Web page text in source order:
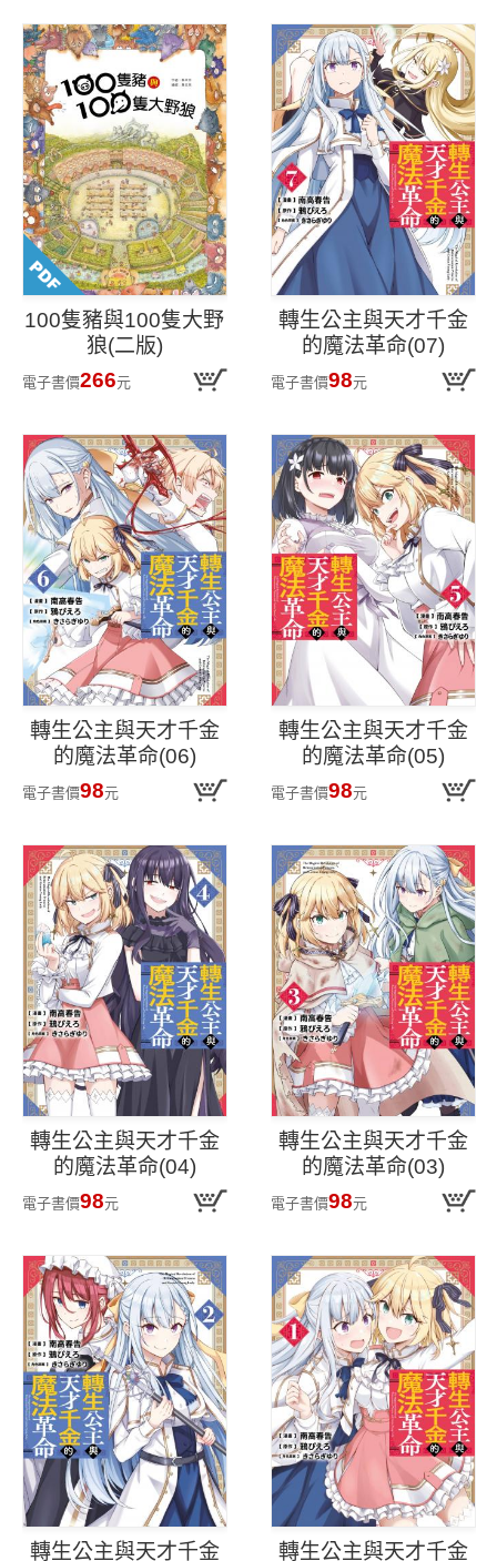
100隻豬與100隻大野
狼(二版)
電子書價266元
轉生公主與天才千金
的魔法革命(07)
電子書價98元
轉生公主與天才千金
的魔法革命(06)
電子書價98元
轉生公主與天才千金
的魔法革命(05)
電子書價98元
轉生公主與天才千金
的魔法革命(04)
電子書價98元
轉生公主與天才千金
的魔法革命(03)
電子書價98元
轉生公主與天才千金 轉生公主與天才千金